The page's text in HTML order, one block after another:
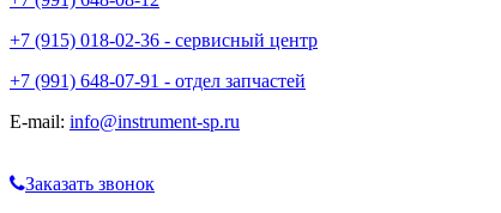
+7 (915) 018-02-36 - сервисный центр
+7 (991) 648-07-91 - отдел запчастей
E-mail: info@instrument-sp.ru
Заказать звонок